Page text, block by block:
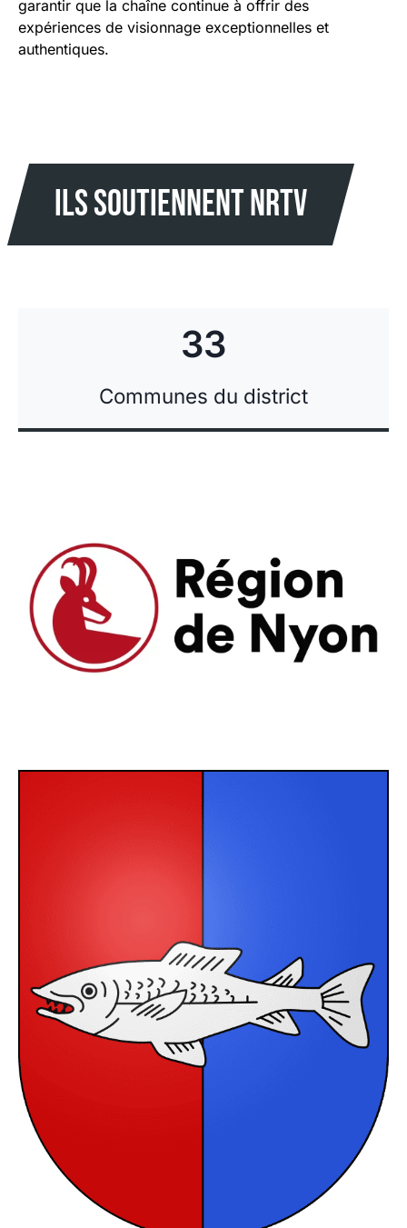
garantir que la chaîne continue à offrir des
expériences de visionnage exceptionnelles et
authentiques.
ILS soutiennent Nrtv
33
Communes du district